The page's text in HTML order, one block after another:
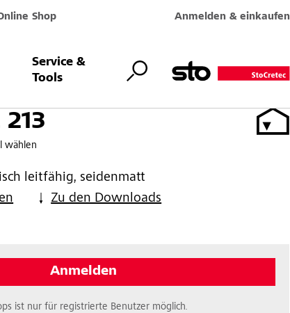
Shop Anmelden & einkaufen
Service &
Tools
wählen
leitfähig, seidenmatt
Zu den Downloads
Anmelden
ist nur für registrierte Benutzer möglich.